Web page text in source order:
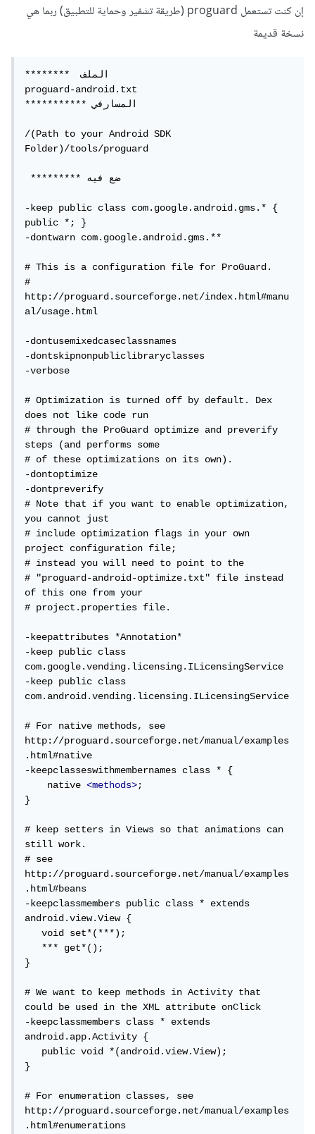
إن كنت تستعمل proguard (طريقة تشفير وحماية للتطبيق) ربما هي
نسخة قديمة
********  الملف
proguard-android.txt
*********** المسارفي
/(Path to your Android SDK
Folder)/tools/proguard
********* ضع فيه
-keep public class com.google.android.gms.* {
public *; }
-dontwarn com.google.android.gms.**
# This is a configuration file for ProGuard.
#
http://proguard.sourceforge.net/index.html#manu
al/usage.html
-dontusemixedcaseclassnames
-dontskipnonpubliclibraryclasses
-verbose
# Optimization is turned off by default. Dex
does not like code run
# through the ProGuard optimize and preverify
steps (and performs some
# of these optimizations on its own).
-dontoptimize
-dontpreverify
# Note that if you want to enable optimization,
you cannot just
# include optimization flags in your own
project configuration file;
# instead you will need to point to the
# "proguard-android-optimize.txt" file instead
of this one from your
# project.properties file.
-keepattributes *Annotation*
-keep public class
com.google.vending.licensing.ILicensingService
-keep public class
com.android.vending.licensing.ILicensingService
# For native methods, see
http://proguard.sourceforge.net/manual/examples
.html#native
-keepclasseswithmembernames class * {
    native
<methods>;
}
# keep setters in Views so that animations can
still work.
# see
http://proguard.sourceforge.net/manual/examples
.html#beans
-keepclassmembers public class * extends
android.view.View {
   void set*(***);
   *** get*();
}
# We want to keep methods in Activity that
could be used in the XML attribute onClick
-keepclassmembers class * extends
android.app.Activity {
   public void *(android.view.View);
}
# For enumeration classes, see
http://proguard.sourceforge.net/manual/examples
.html#enumerations